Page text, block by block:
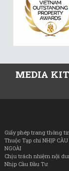
MEDIA KIT
Giấy phép trang thông
Thuộc Tạp chí NHỊP CẦU
NGOÀI
Chịu trách nhiệm nội
Nhịp Cầu Đầu Tư